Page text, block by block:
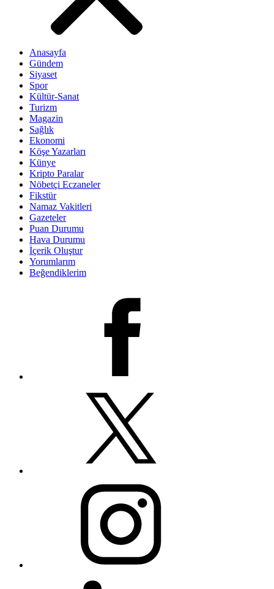
Anasayfa
Gündem
Siyaset
Spor
Kültür-Sanat
Turizm
Magazin
Sağlık
Ekonomi
Köşe Yazarları
Künye
Kripto Paralar
Nöbetçi Eczaneler
Fikstür
Namaz Vakitleri
Gazeteler
Puan Durumu
Hava Durumu
İçerik Oluştur
Yorumlarım
Beğendiklerim